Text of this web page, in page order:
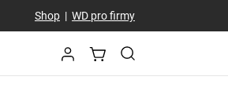
Shop| WD pro firmy